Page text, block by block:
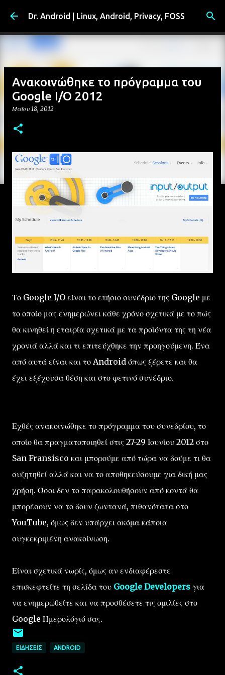
Μετάβαση στο κύριο περιεχόμενο
Dr. Android | Linux, Android, Privacy, FOSS
Ανακοινώθηκε το πρόγραμμα του
Google I/O 2012
Μαΐου 18, 2012
Το Google I/O είναι το ετήσιο συνέδριο της Google με
το οποίο μας ενημερώνει κάθε χρόνο σχετικά με το πώς
θα κινηθεί η εταιρία σχετικά με τα προϊόντα της τη νέα
χρονιά αλλά και τι επιτεύχθηκε την προηγούμενη. Ένα
από αυτά είναι και το Android όπως ξέρετε και θα
έχει εξέχουσα θέση και στο φετινό συνέδριο.
Εχθές ανακοινώθηκε το πρόγραμμα του συνεδρίου, το
οποίο θα πραγματοποιηθεί στις 27-29 Ιουνίου 2012 στο
San Fransisco και μπορούμε από τώρα να δούμε τι θα
συζητηθεί αλλά και να το αποθηκεύσουμε για δική μας
χρήση. Όσοι δεν το παρακολουθήσουν από κοντά θα
μπορέσουν να το δουν ζωντανά, πιθανότατα στο
YouTube, όμως δεν υπάρχει ακόμα κάποια
συγκεκριμένη ανακοίνωση.
Είναι σχετικά νωρίς, όμως αν ενδιαφέρεστε
επισκεφτείτε τη σελίδα του Google Developers για
να ενημερωθείτε και να προσθέσετε τις ομιλίες στο
Google Ημερολόγιό σας.
ΕΙΔΉΣΕΙΣ ANDROID